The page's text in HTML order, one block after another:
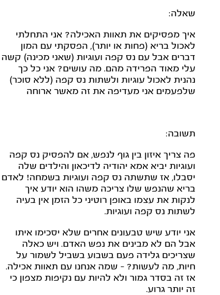
שאלה:
איך מפסיקים את תאוות האכילה? אני התחלתי
לאכול בריא (פחות או יותר), הפסקתי עם המון
דברים אבל עם נס קפה ועוגיות (שאני מכינה) קשה
עלי מאוד הפרידה מהם. מה עושים? אני כל כך
נהנית לאכול עוגיות ולשתות נס קפה (ללא סוכר)
שלפעמים אני מעדיפה את זה מאשר ארוחה
תשובה:
פה צריך איזון בין גוף לנפש, אם להפסיק נס קפה
ועוגיות יביא אמא יהודיה לדיכאון והילדים שלה
יסבלו, אז שתשתה נס קפה ועוגיות בשמחה! לאדם
בריא שהנפש שלו צריכה משהו הוא יודע איך
לנקות את עצמו באופן רוטיני כל הזמן אין בעיה
לשתות נס קפה ועוגיות.
אני יודע שיש טבעונים אחרים שלא יסכימו איתו
אבל הם לא מבינים את נפש האדם. ויש כאלה
שצריכים גלידה פעם בשבוע בשביל לשמור על
חיות, מה לעשות? - שמה אנחנו עם תאוות אכילה.
אז זה בסדר גמור ולא להיות עם נקיפות מצפון כי
זה יותר גרוע.